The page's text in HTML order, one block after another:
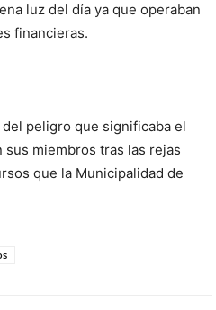
luz del día ya que operaban
financieras.
peligro que significaba el
sus miembros tras las rejas
que la Municipalidad de